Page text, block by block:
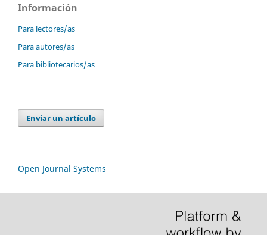
Información
Para lectores/as
Para autores/as
Para bibliotecarios/as
Enviar un artículo
Open Journal Systems